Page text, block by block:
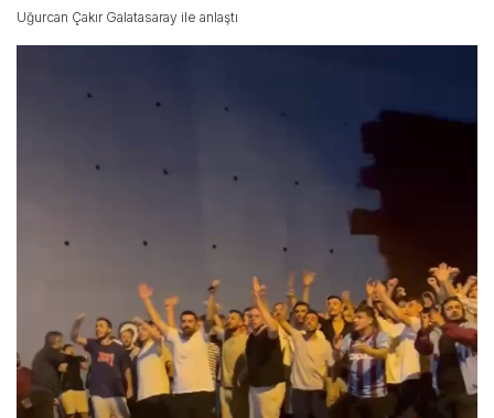
Uğurcan Çakır Galatasaray ile anlaştı